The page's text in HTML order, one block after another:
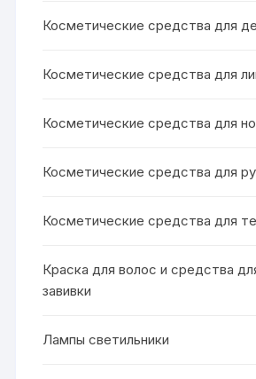
Косметические средства для
Косметические средства для
Косметические средства для
Косметические средства для
Косметические средства для
Краска для волос и средства
завивки
Лампы светильники